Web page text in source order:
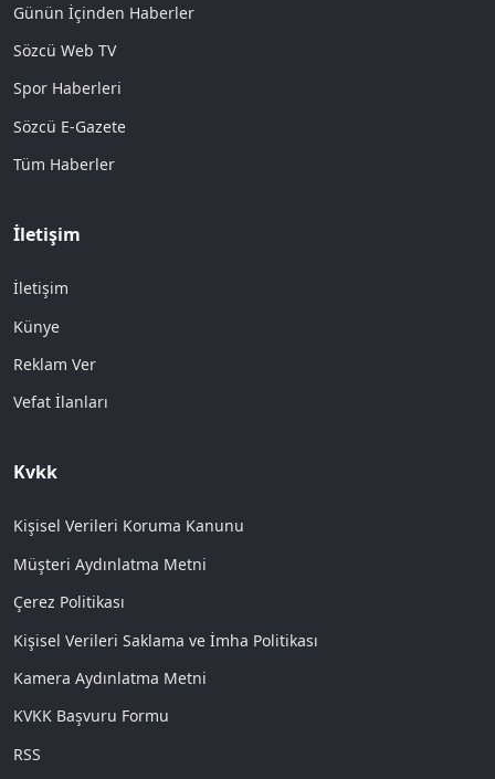
Günün İçinden Haberler
Sözcü Web TV
Spor Haberleri
Sözcü E-Gazete
Tüm Haberler
İletişim
İletişim
Künye
Reklam Ver
Vefat İlanları
Kvkk
Kişisel Verileri Koruma Kanunu
Müşteri Aydınlatma Metni
Çerez Politikası
Kişisel Verileri Saklama ve İmha Politikası
Kamera Aydınlatma Metni
KVKK Başvuru Formu
RSS